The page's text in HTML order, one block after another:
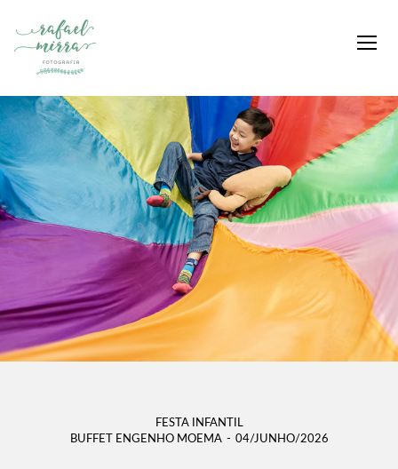
FESTA INFANTIL
BUFFET ENGENHO MOEMA
04/JUNHO/2026